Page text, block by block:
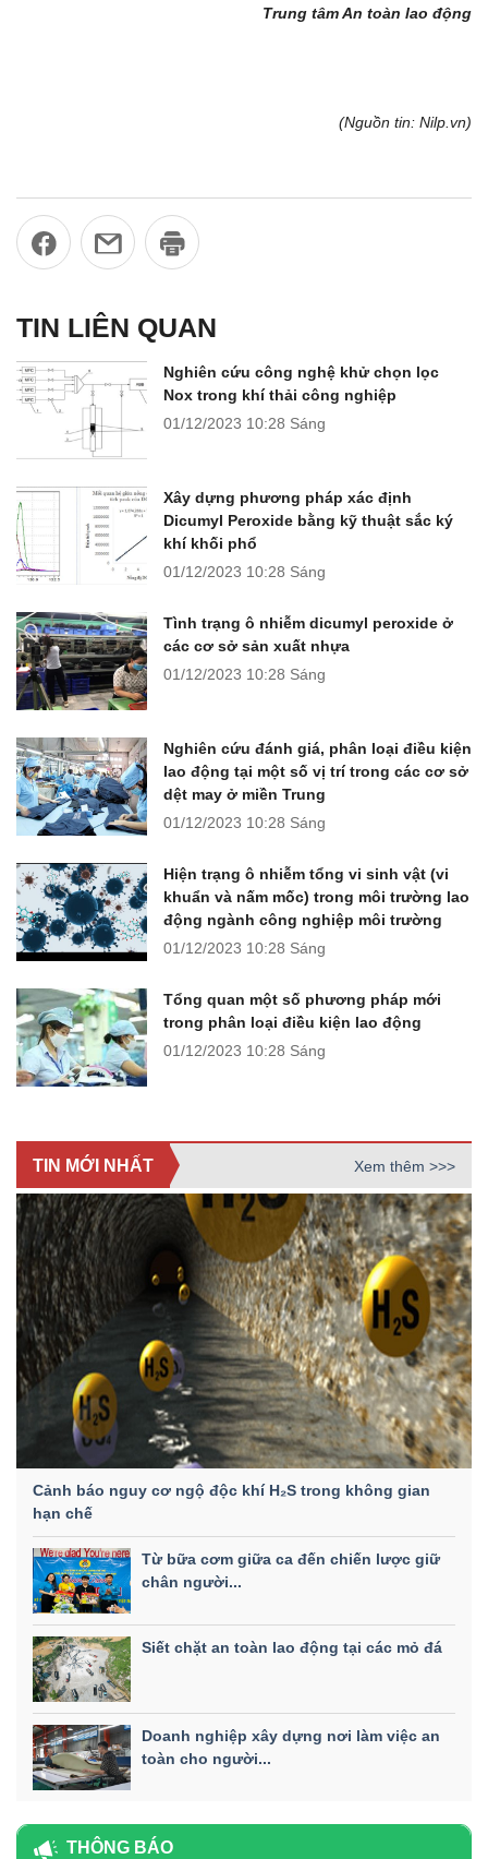
Trung tâm An toàn lao động
(Nguồn tin: Nilp.vn)
TIN LIÊN QUAN
Nghiên cứu công nghệ khử chọn lọc
Nox trong khí thải công nghiệp
01/12/2023 10:28 Sáng
Xây dựng phương pháp xác định
Dicumyl Peroxide bằng kỹ thuật sắc ký
khí khối phổ
01/12/2023 10:28 Sáng
Tình trạng ô nhiễm dicumyl peroxide ở
các cơ sở sản xuất nhựa
01/12/2023 10:28 Sáng
Nghiên cứu đánh giá, phân loại điều kiện
lao động tại một số vị trí trong các cơ sở
dệt may ở miền Trung
01/12/2023 10:28 Sáng
Hiện trạng ô nhiễm tổng vi sinh vật (vi
khuẩn và nấm mốc) trong môi trường lao
động ngành công nghiệp môi trường
01/12/2023 10:28 Sáng
Tổng quan một số phương pháp mới
trong phân loại điều kiện lao động
01/12/2023 10:28 Sáng
TIN MỚI NHẤT Xem thêm >>>
Cảnh báo nguy cơ ngộ độc khí H₂S trong không gian
hạn chế
Từ bữa cơm giữa ca đến chiến lược giữ
chân người...
Siết chặt an toàn lao động tại các mỏ đá
Doanh nghiệp xây dựng nơi làm việc an
toàn cho người...
THÔNG BÁO